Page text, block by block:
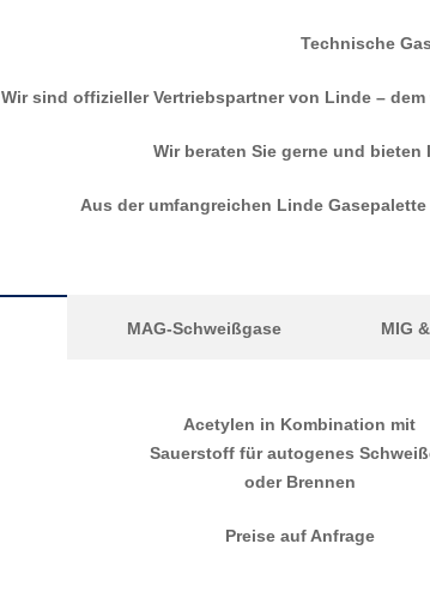
Technische
Wir sind offizieller Vertriebspartner von Linde –
Wir beraten Sie gerne und
Aus der umfangreichen Linde
MAG-Schweißgase MIG
Acetylen in Kombination mit
Sauerstoff für autogenes
oder Brennen
Preise auf Anfrage